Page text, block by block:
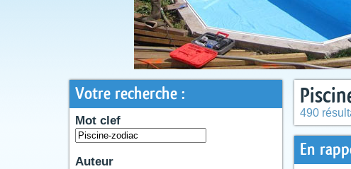
Votre recherche :
Mot clef
Auteur
490
En